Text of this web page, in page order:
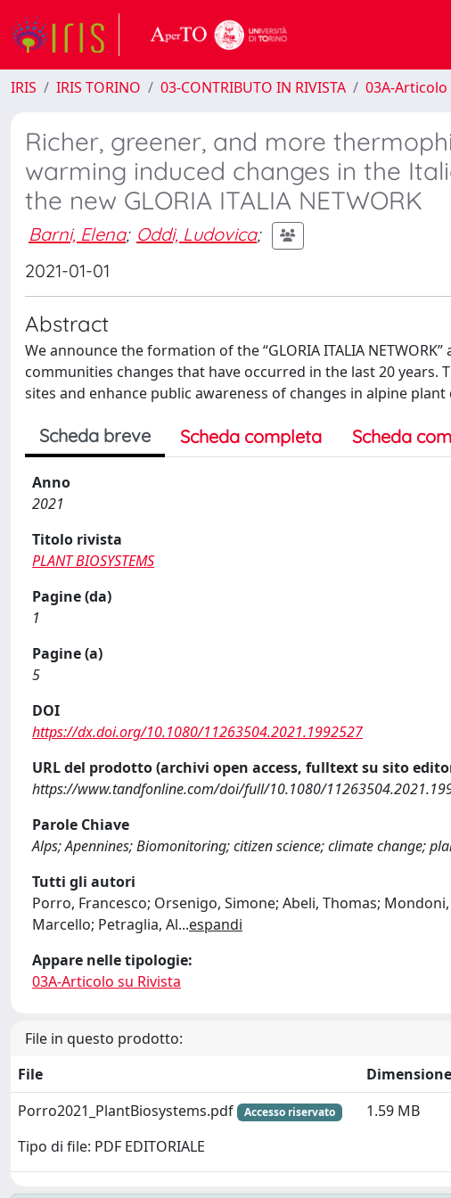
IRIS IRIS TORINO 03-CONTRIBUTO IN RIVISTA 03A-Articolo
Richer, greener, and more
warming induced changes in the
the new GLORIA ITALIA NETWORK
Barni, Elena; Oddi, Ludovica;
2021-01-01
Abstract
We announce the formation of the “GLORIA ITALIA
communities changes that have occurred in the last 20
sites and enhance public awareness of changes in alpine
Scheda breve Scheda completa Scheda
Anno
2021
Titolo rivista
PLANT BIOSYSTEMS
Pagine (da)
1
Pagine (a)
5
DOI
https://dx.doi.org/10.1080/11263504.2021.1992527
URL del prodotto (archivi open access, fulltext su sito
https://www.tandfonline.com/doi/full/10.1080/
Parole Chiave
Alps; Apennines; Biomonitoring; citizen science; climate change;
Tutti gli autori
Porro, Francesco; Orsenigo, Simone; Abeli, Thomas;
Marcello; Petraglia, Al...espandi
Appare nelle tipologie:
03A-Articolo su Rivista
File in questo prodotto:
File
Dimensione
Porro2021_PlantBiosystems.pdf
Accesso riservato
Tipo di file: PDF EDITORIALE
1.59 MB